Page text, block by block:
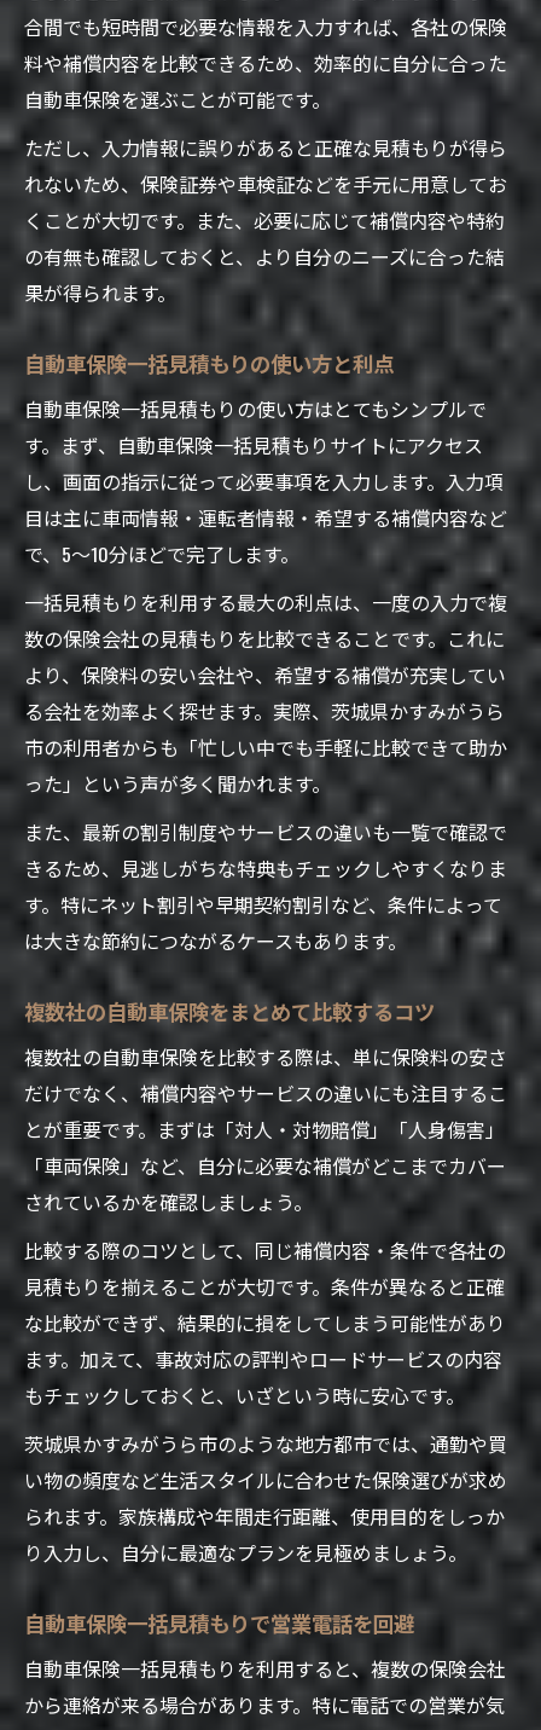
合間でも短時間で必要な情報を入力すれば、各社の保険
料や補償内容を比較できるため、効率的に自分に合った
自動車保険を選ぶことが可能です。
ただし、入力情報に誤りがあると正確な見積もりが得ら
れないため、保険証券や車検証などを手元に用意してお
くことが大切です。また、必要に応じて補償内容や特約
の有無も確認しておくと、より自分のニーズに合った結
果が得られます。
自動車保険一括見積もりの使い方と利点
自動車保険一括見積もりの使い方はとてもシンプルで
す。まず、自動車保険一括見積もりサイトにアクセス
し、画面の指示に従って必要事項を入力します。入力項
目は主に車両情報・運転者情報・希望する補償内容など
で、5～10分ほどで完了します。
一括見積もりを利用する最大の利点は、一度の入力で複
数の保険会社の見積もりを比較できることです。これに
より、保険料の安い会社や、希望する補償が充実してい
る会社を効率よく探せます。実際、茨城県かすみがうら
市の利用者からも「忙しい中でも手軽に比較できて助か
った」という声が多く聞かれます。
また、最新の割引制度やサービスの違いも一覧で確認で
きるため、見逃しがちな特典もチェックしやすくなりま
す。特にネット割引や早期契約割引など、条件によって
は大きな節約につながるケースもあります。
複数社の自動車保険をまとめて比較するコツ
複数社の自動車保険を比較する際は、単に保険料の安さ
だけでなく、補償内容やサービスの違いにも注目するこ
とが重要です。まずは「対人・対物賠償」「人身傷害」
「車両保険」など、自分に必要な補償がどこまでカバー
されているかを確認しましょう。
比較する際のコツとして、同じ補償内容・条件で各社の
見積もりを揃えることが大切です。条件が異なると正確
な比較ができず、結果的に損をしてしまう可能性があり
ます。加えて、事故対応の評判やロードサービスの内容
もチェックしておくと、いざという時に安心です。
茨城県かすみがうら市のような地方都市では、通勤や買
い物の頻度など生活スタイルに合わせた保険選びが求め
られます。家族構成や年間走行距離、使用目的をしっか
り入力し、自分に最適なプランを見極めましょう。
自動車保険一括見積もりで営業電話を回避
自動車保険一括見積もりを利用すると、複数の保険会社
から連絡が来る場合があります。特に電話での営業が気